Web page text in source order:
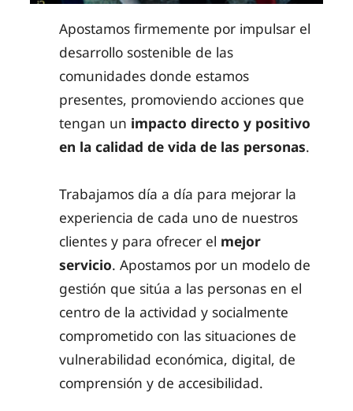
Apostamos firmemente por impulsar el
desarrollo sostenible de las
comunidades donde estamos
presentes, promoviendo acciones que
tengan un impacto directo y positivo
en la calidad de vida de las personas.
Trabajamos día a día para mejorar la
experiencia de cada uno de nuestros
clientes y para ofrecer el mejor
servicio. Apostamos por un modelo de
gestión que sitúa a las personas en el
centro de la actividad y socialmente
comprometido con las situaciones de
vulnerabilidad económica, digital, de
comprensión y de accesibilidad.